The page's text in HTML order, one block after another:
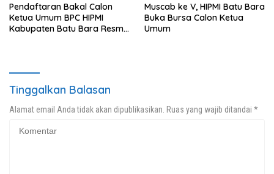
Pendaftaran Bakal Calon
Ketua Umum BPC HIPMI
Kabupaten Batu Bara Resmi
Muscab ke V, HIPMI Batu Bara
Buka Bursa Calon Ketua
Umum
Tinggalkan Balasan
Alamat email Anda tidak akan dipublikasikan. Ruas yang wajib ditandai *